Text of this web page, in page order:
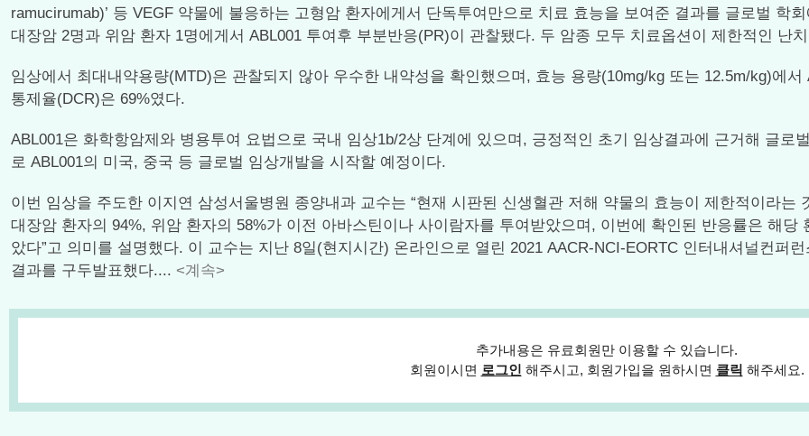
ramucirumab)’ 등 VEGF 약물에 불응하는 고형암 환자에게서 단독투여만으로 치료 효능을 보여준 결과를 글로벌 학
대장암 2명과 위암 환자 1명에게서 ABL001 투여후 부분반응(PR)이 관찰됐다. 두 암종 모두 치료옵션이 제한적인 난
임상에서 최대내약용량(MTD)은 관찰되지 않아 우수한 내약성을 확인했으며, 효능 용량(10mg/kg 또는 12.5m/kg)에
통제율(DCR)은 69%였다.
ABL001은 화학항암제와 병용투여 요법으로 국내 임상1b/2상 단계에 있으며, 긍정적인 초기 임상결과에 근거해 글
로 ABL001의 미국, 중국 등 글로벌 임상개발을 시작할 예정이다.
이번 임상을 주도한 이지연 삼성서울병원 종양내과 교수는 “현재 시판된 신생혈관 저해 약물의 효능이 제한적이라는
대장암 환자의 94%, 위암 환자의 58%가 이전 아바스틴이나 사이람자를 투여받았으며, 이번에 확인된 반응률은 해당
았다”고 의미를 설명했다. 이 교수는 지난 8일(현지시간) 온라인으로 열린 2021 AACR-NCI-EORTC 인터내셔널컨퍼
결과를 구두발표했다.... <계속>
추가내용은 유료회원만 이용할 수 있습니다.
회원이시면 로그인 해주시고, 회원가입을 원하시면 클릭 해주세요.